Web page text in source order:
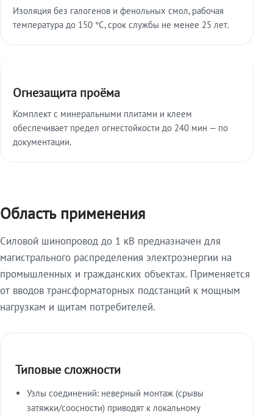
Изоляция без галогенов и фенольных смол, рабочая
температура до 150 °C, срок службы не менее 25 лет.
Огнезащита проёма
Комплект с минеральными плитами и клеем
обеспечивает предел огнестойкости до 240 мин — по
документации.
Область применения
Силовой шинопровод до 1 кВ предназначен для
магистрального распределения электроэнергии на
промышленных и гражданских объектах. Применяется
от вводов трансформаторных подстанций к мощным
нагрузкам и щитам потребителей.
Типовые сложности
Узлы соединений: неверный монтаж (срывы
затяжки/соосности) приводят к локальному